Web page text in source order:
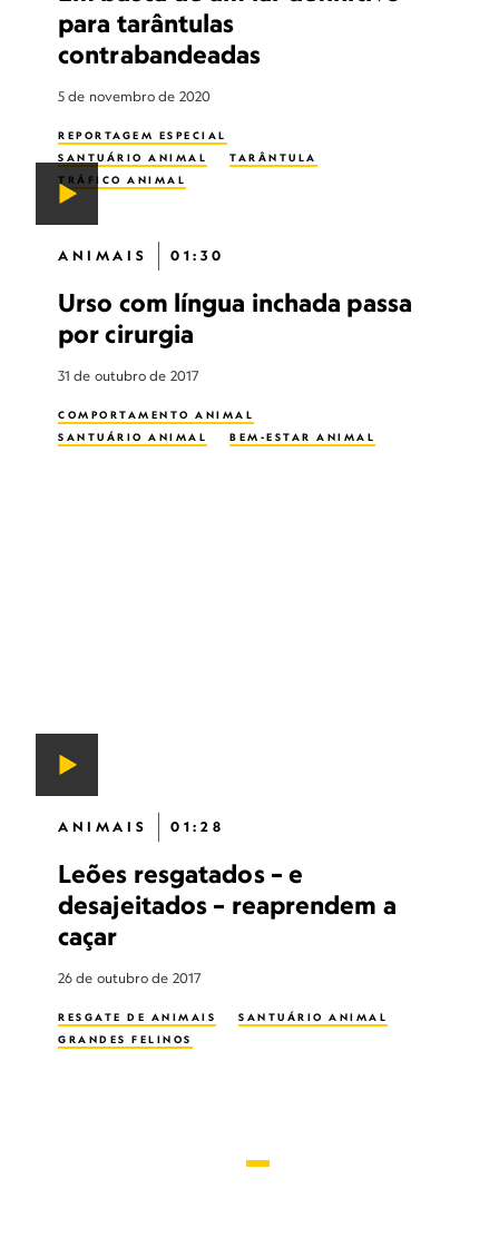
para tarântulas
contrabandeadas
5 de novembro de 2020
REPORTAGEM ESPECIAL
SANTUÁRIO ANIMAL
TARÂNTULA
TRÁFICO ANIMAL
ANIMAIS 01:30
Urso com língua inchada passa
por cirurgia
31 de outubro de 2017
COMPORTAMENTO ANIMAL
SANTUÁRIO ANIMAL
BEM-ESTAR ANIMAL
ANIMAIS 01:28
Leões resgatados – e
desajeitados – reaprendem a
caçar
26 de outubro de 2017
RESGATE DE ANIMAIS
SANTUÁRIO ANIMAL
GRANDES FELINOS